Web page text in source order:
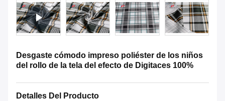
Desgaste cómodo impreso poliéster de los niños
del rollo de la tela del efecto de Digitaces 100%
Detalles Del Producto